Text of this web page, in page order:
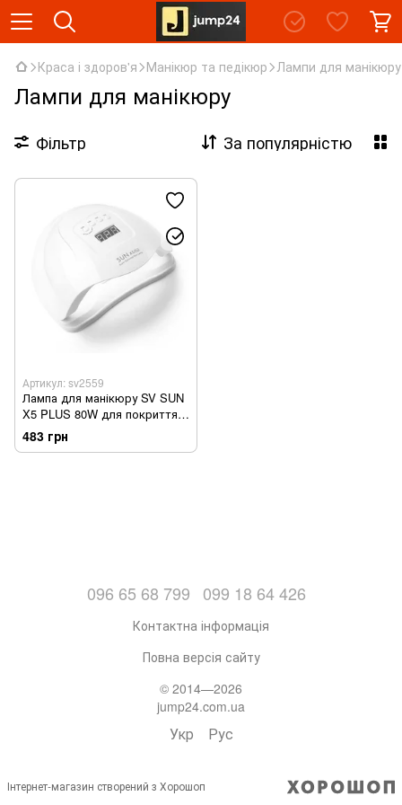
Краса і здоров'я Манікюр та педікюр Лампи для манікюру
Лампи для манікюру
Фільтр За популярністю
Артикул: sv2559
Лампа для манікюру SV SUN
X5 PLUS 80W для покриття
нігтів гель лаком зі знімною
базою Білий (sv2559)
483 грн
096 65 68 799 099 18 64 426
Контактна інформація
Повна версія сайту
© 2014—2026
jump24.com.ua
Укр Рус
Інтернет-магазин створений з Хорошоп